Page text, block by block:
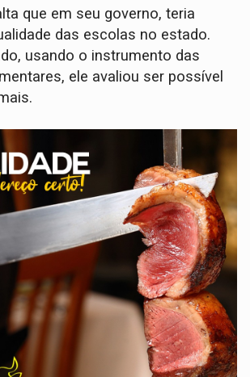
que em seu governo, teria
das escolas no estado.
usando o instrumento das
ele avaliou ser possível